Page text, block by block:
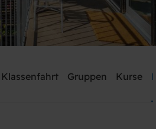
+45 40 40 18 11
Klassenfahrt Gruppen Kurse